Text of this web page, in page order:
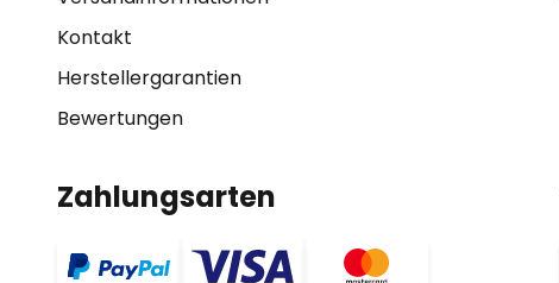
Kontakt
Herstellergarantien
Bewertungen
Zahlungsarten